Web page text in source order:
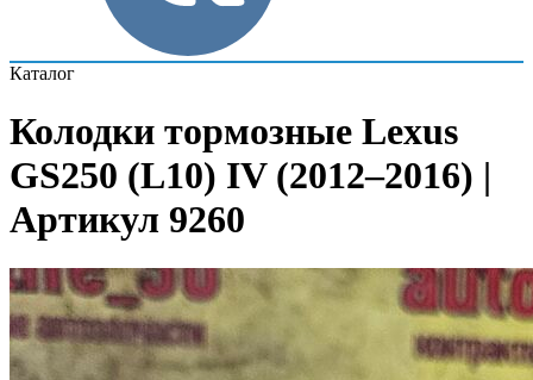
Каталог
Колодки тормозные Lexus
GS250 (L10) IV (2012–2016) |
Артикул 9260